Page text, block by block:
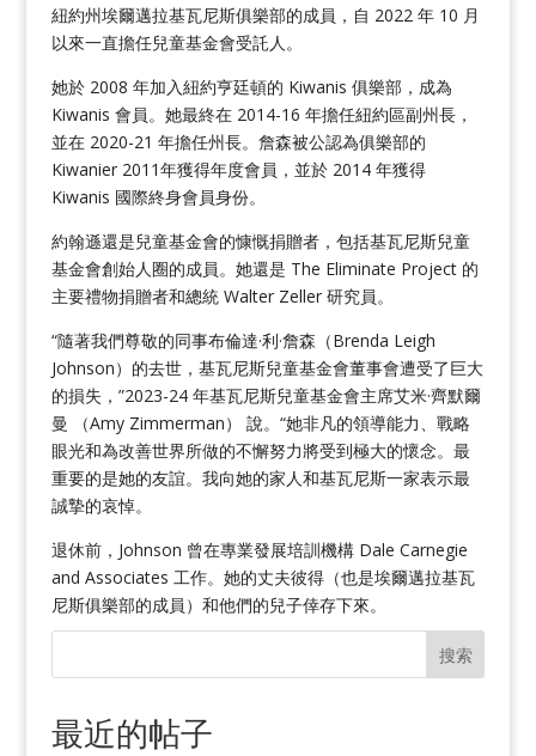
紐約州埃爾邁拉基瓦尼斯俱樂部的成員，自 2022 年 10 月
以來一直擔任兒童基金會受託人。
她於 2008 年加入紐約亨廷頓的 Kiwanis 俱樂部，成為
Kiwanis 會員。她最終在 2014-16 年擔任紐約區副州長，
並在 2020-21 年擔任州長。詹森被公認為俱樂部的
Kiwanier 2011年獲得年度會員，並於 2014 年獲得
Kiwanis 國際終身會員身份。
約翰遜還是兒童基金會的慷慨捐贈者，包括基瓦尼斯兒童
基金會創始人圈的成員。她還是 The Eliminate Project 的
主要禮物捐贈者和總統 Walter Zeller 研究員。
“隨著我們尊敬的同事布倫達·利·詹森（Brenda Leigh
Johnson）的去世，基瓦尼斯兒童基金會董事會遭受了巨大
的損失，”2023-24 年基瓦尼斯兒童基金會主席艾米·齊默爾
曼 （Amy Zimmerman） 說。“她非凡的領導能力、戰略
眼光和為改善世界所做的不懈努力將受到極大的懷念。最
重要的是她的友誼。我向她的家人和基瓦尼斯一家表示最
誠摯的哀悼。
退休前，Johnson 曾在專業發展培訓機構 Dale Carnegie
and Associates 工作。她的丈夫彼得（也是埃爾邁拉基瓦
尼斯俱樂部的成員）和他們的兒子倖存下來。
搜索
最近的帖子